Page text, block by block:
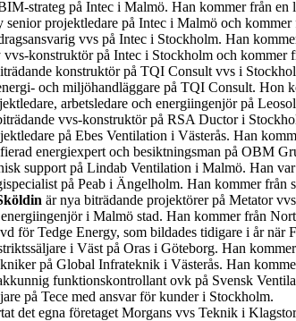
strateg på Intec i Malmö. Han kommer från en
senior projektledare på Intec i Malmö och
vvs på Intec i Stockholm. Han
vvs-konstruktör på Intec i Stockholm och kommer
konstruktör på TQI Consult vvs i
och miljöhandläggare på TQI Consult. Hon
arbetsledare och energiingenjör på
vvs-konstruktör på RSA Ductor i
på Ebes Ventilation i Västerås. Han
energiexpert och besiktningsman på OBM
support på Lindab Ventilation i Malmö. Han
på Peab i Ängelholm. Han kommer från
är nya biträdande projektörer på Metator
i Malmö stad. Han kommer från
för Tedge Energy, som bildades tidigare i år
i Väst på Oras i Göteborg. Han
på Global Infrateknik i Västerås. Han
funktionskontrollant ovk på Svensk
på Tece med ansvar för kunder i Stockholm.
det egna företaget Morgans vvs Teknik i